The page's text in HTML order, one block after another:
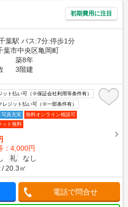
初期費用に注目
葉駅 バス:7分:停歩1分
葉市中央区亀岡町
築8年
3階建
ット払い可（※保証会社利用等条件有）
レジット払い可（※一部条件有）
写真充実
無料オンライン相談可
ット無料
：4,000円
礼
なし
20.3㎡
電話で問合せ